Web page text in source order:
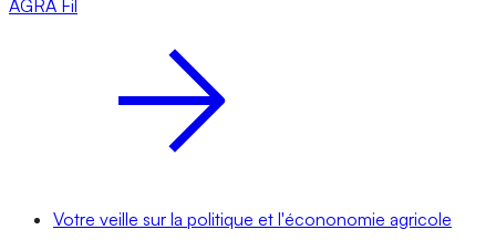
AGRA Fil
Votre veille sur la politique et l'écononomie agricole